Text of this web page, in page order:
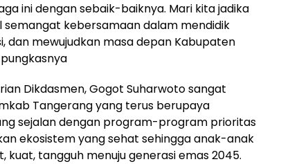
ini dengan sebaik-baiknya. Mari kita jadika
semangat kebersamaan dalam mendidik
dan mewujudkan masa depan Kabupaten
Dikdasmen, Gogot Suharwoto sangat
Tangerang yang terus berupaya
sejalan dengan program-program prioritas
ekosistem yang sehat sehingga anak-anak
kuat, tangguh menuju generasi emas 2045.